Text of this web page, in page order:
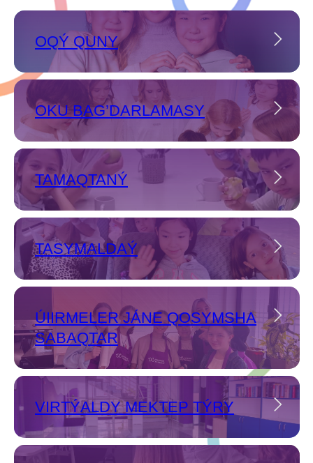
OQÝ QUNY
OKU BAG’DARLAMASY
TAMAQTANÝ
TASYMALDAÝ
ÚIIRMELER JÁNE QOSYMSHA
SABAQTAR
VIRTÝALDY MEKTEP TÝRY